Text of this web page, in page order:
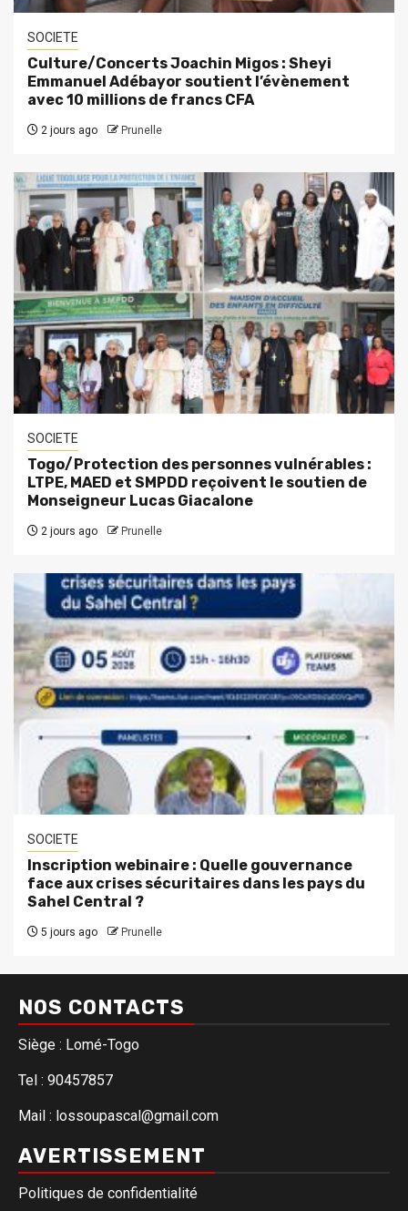
SOCIETE
Culture/Concerts Joachin Migos : Sheyi
Emmanuel Adébayor soutient l’évènement
avec 10 millions de francs CFA
2 jours ago Prunelle
SOCIETE
Togo/Protection des personnes vulnérables :
LTPE, MAED et SMPDD reçoivent le soutien de
Monseigneur Lucas Giacalone
2 jours ago Prunelle
SOCIETE
Inscription webinaire : Quelle gouvernance
face aux crises sécuritaires dans les pays du
Sahel Central ?
5 jours ago Prunelle
NOS CONTACTS
Siège : Lomé-Togo
Tel : 90457857
Mail : lossoupascal@gmail.com
AVERTISSEMENT
Politiques de confidentialité